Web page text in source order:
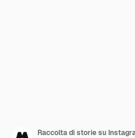
Raccolta di storie su